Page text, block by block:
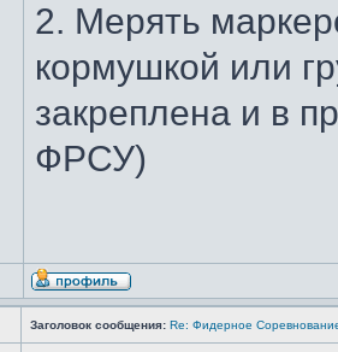
2. Мерять
кормушкой или
закреплена и в
ФРСУ)
Заголовок сообщения: Re: Фидерное